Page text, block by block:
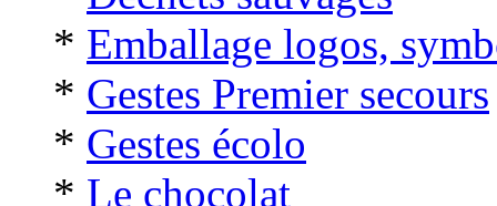
* Emballage logos,
* Gestes Premier secours
* Gestes écolo
* Le chocolat